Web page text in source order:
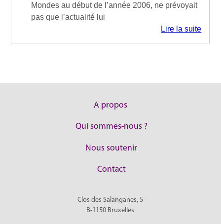
Mondes au début de l’année 2006, ne prévoyait
pas que l’actualité lui
Lire la suite
A propos
Qui sommes-nous ?
Nous soutenir
Contact
Clos des Salanganes, 5
B-1150 Bruxelles